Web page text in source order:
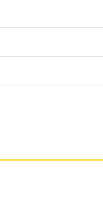
條大膽構築機身主
用更堅固 Flex 水滴
Victus 2 玻璃，機
設計進一步減震，